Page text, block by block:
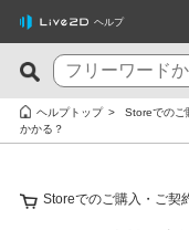
ヘルプ
新着のFAQ
Cubism Editor でファ
役に立った質問
macOS 10.15
ヘルプトップ Storeでのご
かかる？
Storeでのご購入・ご契